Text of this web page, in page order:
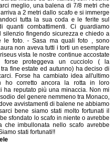
meglio, una balena di 7/8 metri che
a 2 metri dallo scafo e si immerge
tutta la sua coda e le ferite sul
quanti combattimenti. Ci guardiamo
silenzio fingendo sicurezza e chiedo a
le foto. - Sasa ma quali foto , sono
non aveva tutti i torti un esemplare
vista le nostre continue accostate
proteggeva un cucciolo ( la
fine estate ed autunno) ha deciso di
Forse ha cambiato idea all'ultimo
ho corretto ancora la rotta in loro
ha reputato più una minaccia. Non mi
del genere nemmeno tra Monaco,
avvistamenti di balene ne abbiamo
bene siamo stati molto fortunati il
sfondato lo scafo in niente o avrebbe
che imbullonata nello scafo avrebbe
stati fortunati!!